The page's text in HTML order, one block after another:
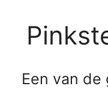
Een van